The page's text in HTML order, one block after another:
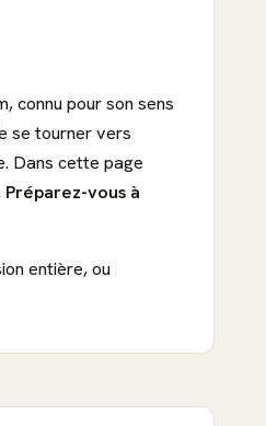
connu pour son sens
se tourner vers
Dans cette page
Préparez-vous à
entière, ou